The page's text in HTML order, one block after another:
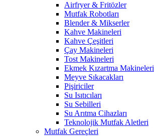
Airfryer & Fritözler
Mutfak Robotları
Blender & Mikserler
Kahve Makineleri
Kahve Çeşitleri
Çay Makineleri
Tost Makineleri
Ekmek Kızartma Makineleri
Meyve Sıkacakları
Pişiriciler
Su Isıtıcıları
Su Sebilleri
Su Arıtma Cihazları
Teknolojik Mutfak Aletleri
Mutfak Gereçleri